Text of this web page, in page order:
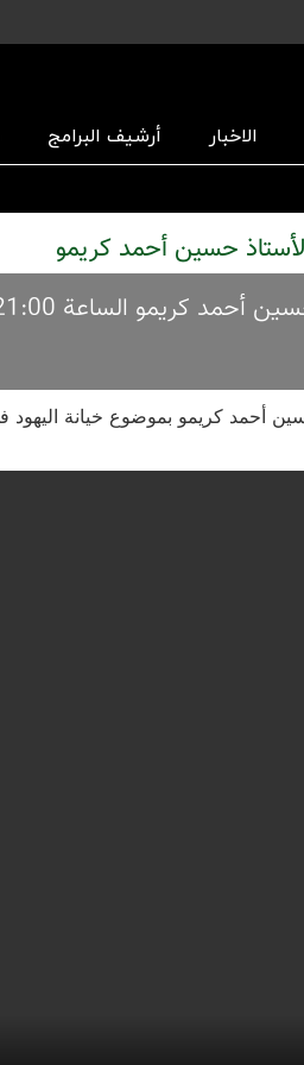
الاخبار أرشیف البرامج